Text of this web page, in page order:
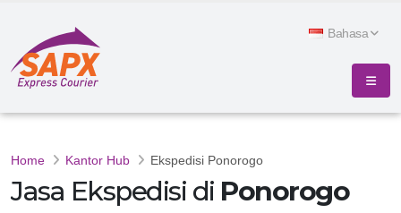
Bahasa
Home Kantor Hub Ekspedisi Ponorogo
Jasa Ekspedisi di Ponorogo